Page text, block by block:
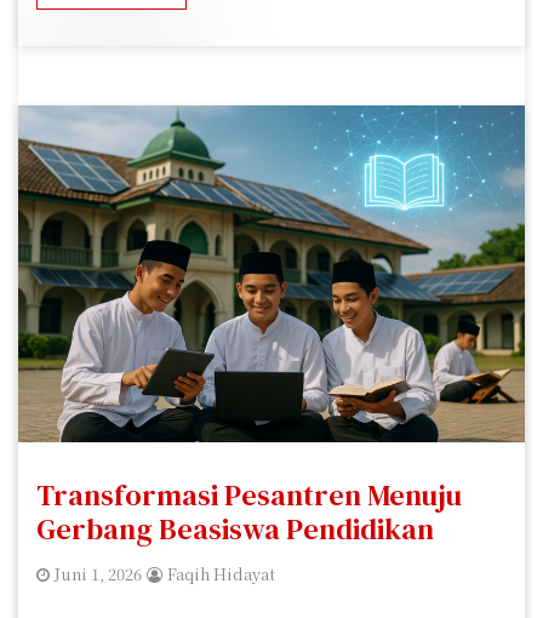
Transformasi Pesantren Menuju
Gerbang Beasiswa Pendidikan
Juni 1, 2026 Faqih Hidayat